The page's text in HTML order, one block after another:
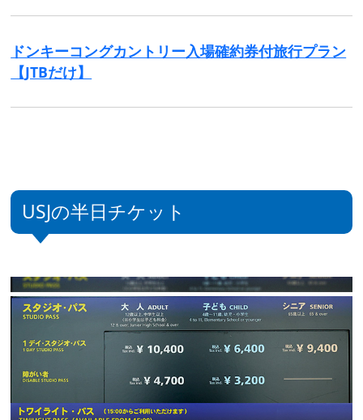
ドンキーコングカントリー入場確約券付旅行プラン
【JTBだけ】
USJの半日チケット